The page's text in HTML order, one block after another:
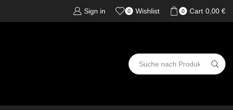
Sign in 0 Wishlist 0 Cart 0,00 €